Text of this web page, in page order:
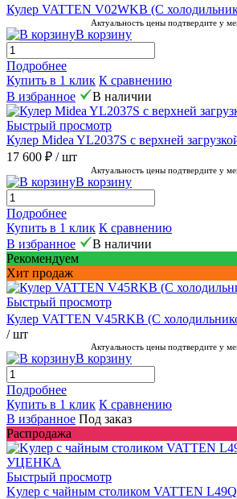
Кулер VATTEN V02WKB (С
Актуальность цены подтвердите у
В корзину
Подробнее
Купить в 1 клик К сравнению
В избранное
В наличии
Быстрый просмотр
Кулер Midea YL2037S с верхней
17 600 ₽ / шт
Актуальность цены подтвердите у
В корзину
Подробнее
Купить в 1 клик К сравнению
В избранное
В наличии
Рекомендуем
Хит продаж
Быстрый просмотр
Кулер VATTEN V45RKB (С
/ шт
Актуальность цены подтвердите у
В корзину
Подробнее
Купить в 1 клик К сравнению
В избранное Под заказ
Распродажа
Быстрый просмотр
Kулер с чайным столиком VATTEN